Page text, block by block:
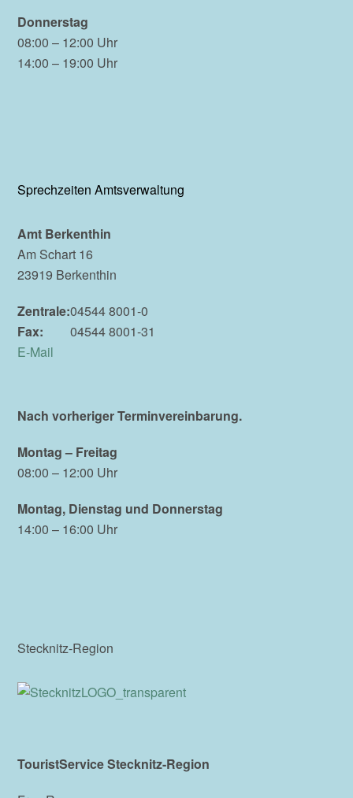
Donnerstag
08:00 – 12:00 Uhr
14:00 – 19:00 Uhr
Sprechzeiten Amtsverwaltung
Amt Berkenthin
Am Schart 16
23919 Berkenthin
Zentrale:04544 8001-0
Fax:
04544 8001-31
E-Mail
Nach vorheriger Terminvereinbarung.
Montag – Freitag
08:00 – 12:00 Uhr
Montag, Dienstag und Donnerstag
14:00 – 16:00 Uhr
Stecknitz-Region
TouristService Stecknitz-Region